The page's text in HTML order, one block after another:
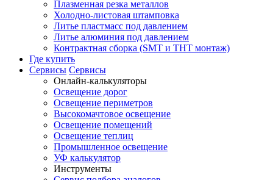
Плазменная резка металлов
Холодно-листовая штамповка
Литье пластмасс под давлением
Литье алюминия под давлением
Контрактная сборка (SMT и THT монтаж)
Где купить
Сервисы Сервисы
Онлайн-калькуляторы
Освещение дорог
Освещение периметров
Высокомачтовое освещение
Освещение помещений
Освещение теплиц
Промышленное освещение
УФ калькулятор
Инструменты